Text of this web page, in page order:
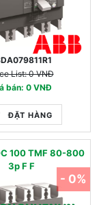
List: 0 VNĐ
bán: 0 VNĐ
ĐẶT HÀNG
100 TMF 80-800
3p F F
- 0%